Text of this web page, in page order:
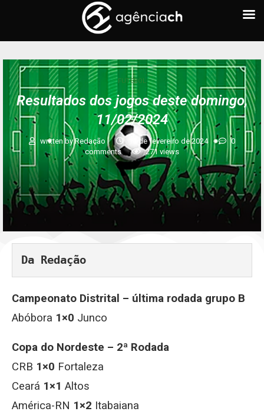
FUTEBOL
Resultados dos jogos deste domingo,
11/02/2024
written byRedação 11 de fevereiro de 2024
0
comments
271 views
Da Redação
Campeonato Distrital – última rodada grupo B
Abóbora 1×0 Junco
Copa do Nordeste – 2ª Rodada
CRB 1×0 Fortaleza
Ceará 1×1 Altos
América-RN 1×2 Itabaiana